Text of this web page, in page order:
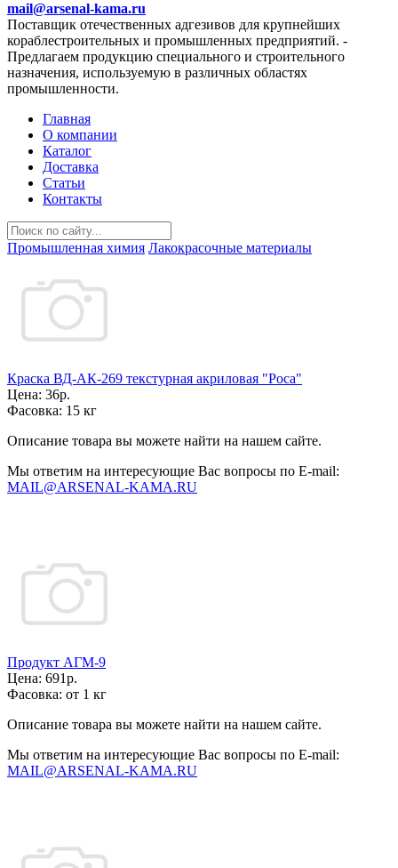
mail@arsenal-kama.ru
Поставщик отечественных адгезивов для крупнейших
кораблестроительных и промышленных предприятий. -
Предлагаем продукцию специального и строительного
назначения, используемую в различных областях
промышленности.
Главная
О компании
Каталог
Доставка
Статьи
Контакты
Промышленная химия Лакокрасочные материалы
Краска ВД-АК-269 текстурная акриловая "Роса"
Цена: 36р.
Фасовка: 15 кг
Описание товара вы можете найти на нашем сайте.
Мы ответим на интересующие Вас вопросы по E-mail:
MAIL@ARSENAL-KAMA.RU
Продукт АГМ-9
Цена: 691р.
Фасовка: от 1 кг
Описание товара вы можете найти на нашем сайте.
Мы ответим на интересующие Вас вопросы по E-mail:
MAIL@ARSENAL-KAMA.RU